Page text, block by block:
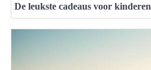
De leukste cadeaus voor kinderen